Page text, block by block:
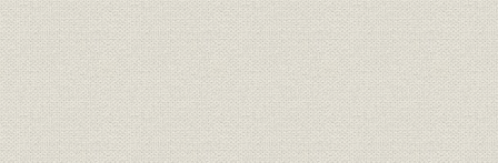
8.大津線の歴史
9.日本初の連節車「びわこ」号と鴨川線
10.戦後の京阪線ダイヤの変遷
11.京阪電車の廃線跡